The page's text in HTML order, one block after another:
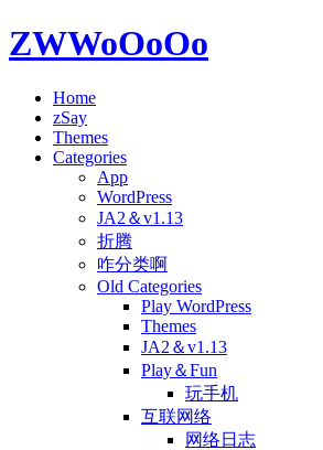
ZWWoOoOo
Home
zSay
Themes
Categories
App
WordPress
JA2＆v1.13
折腾
咋分类啊
Old Categories
Play WordPress
Themes
JA2＆v1.13
Play＆Fun
玩手机
互联网络
网络日志